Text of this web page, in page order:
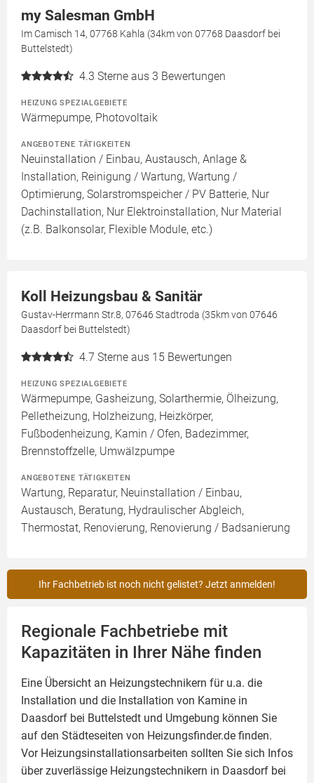
my Salesman GmbH
Im Camisch 14, 07768 Kahla (34km von 07768 Daasdorf bei
Buttelstedt)
4.3 Sterne aus 3 Bewertungen
HEIZUNG SPEZIALGEBIETE
Wärmepumpe, Photovoltaik
ANGEBOTENE TÄTIGKEITEN
Neuinstallation / Einbau, Austausch, Anlage &
Installation, Reinigung / Wartung, Wartung /
Optimierung, Solarstromspeicher / PV Batterie, Nur
Dachinstallation, Nur Elektroinstallation, Nur Material
(z.B. Balkonsolar, Flexible Module, etc.)
Koll Heizungsbau & Sanitär
Gustav-Herrmann Str.8, 07646 Stadtroda (35km von 07646
Daasdorf bei Buttelstedt)
4.7 Sterne aus 15 Bewertungen
HEIZUNG SPEZIALGEBIETE
Wärmepumpe, Gasheizung, Solarthermie, Ölheizung,
Pelletheizung, Holzheizung, Heizkörper,
Fußbodenheizung, Kamin / Ofen, Badezimmer,
Brennstoffzelle, Umwälzpumpe
ANGEBOTENE TÄTIGKEITEN
Wartung, Reparatur, Neuinstallation / Einbau,
Austausch, Beratung, Hydraulischer Abgleich,
Thermostat, Renovierung, Renovierung / Badsanierung
Ihr Fachbetrieb ist noch nicht gelistet? Jetzt anmelden!
Regionale Fachbetriebe mit
Kapazitäten in Ihrer Nähe finden
Eine Übersicht an Heizungstechnikern für u.a. die
Installation und die Installation von Kamine in
Daasdorf bei Buttelstedt und Umgebung können Sie
auf den Städteseiten von Heizungsfinder.de finden.
Vor Heizungsinstallationsarbeiten sollten Sie sich Infos
über zuverlässige Heizungstechnikern in Daasdorf bei